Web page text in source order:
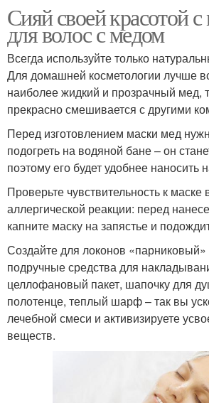
Сияй своей красотой
для волос с медом
Всегда используйте только
Для домашней косметологии лучше
наиболее жидкий и прозрачный мед,
прекрасно смешивается с другими
Перед изготовлением маски мед
подогреть на водяной бане – он
поэтому его будет удобнее наносить
Проверьте чувствительность к
аллергической реакции: перед
капните маску на запястье и
Создайте для локонов
подручные средства для
целлофановый пакет, шапочку для
полотенце, теплый шарф – так вы
лечебной смеси и активизируете
веществ.